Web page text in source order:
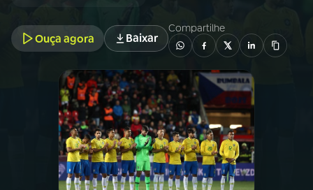
03PROGRAMAÇÃO
PROGRAMAS
PODCASTS
VIDEOCASTS
Ouça agora Baixar
Compartilhe